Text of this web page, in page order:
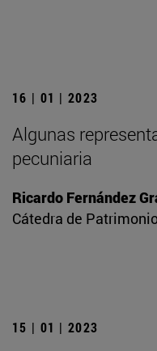
16 | 01 | 2023
Algunas
pecuniaria
Ricardo Fernández
Cátedra de
15 | 01 | 2023